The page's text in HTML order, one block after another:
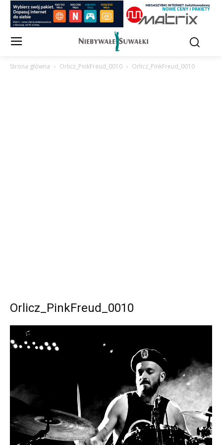
Strona główna Orlicz_PinkFreud_0010 Orlicz_PinkFreud_0010
Orlicz_PinkFreud_0010